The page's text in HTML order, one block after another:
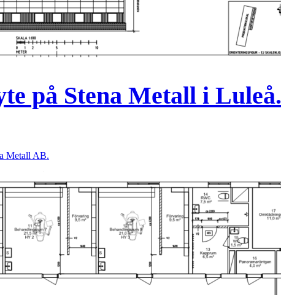
på Stena Metall i Luleå.
Metall AB.